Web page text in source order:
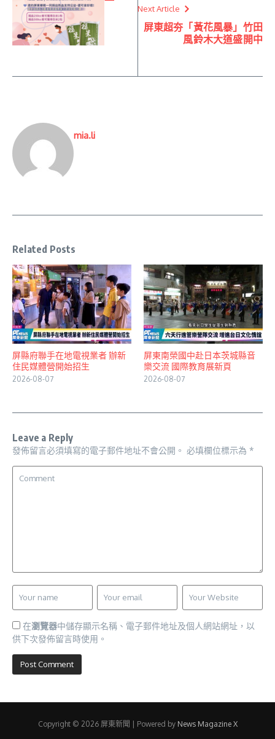
Next Article
屏東超夯「黃花風暴」竹田
風鈴木大道盛開中
mia.li
Related Posts
屏縣府聯手在地電視業者 辦新
住民媒體營開始招生
2026-08-07
屏東南榮國中赴日本茨城縣音
樂交流 國際教育展新頁
2026-08-07
Leave a Reply
發佈留言必須填寫的電子郵件地址不會公開。 必填欄位標示為 *
在瀏覽器中儲存顯示名稱、電子郵件地址及個人網站網址，以
供下次發佈留言時使用。
Copyright © 2026 屏東新聞 | Powered by News Magazine X